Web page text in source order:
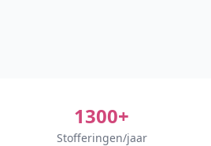
1300+
Stofferingen/jaar